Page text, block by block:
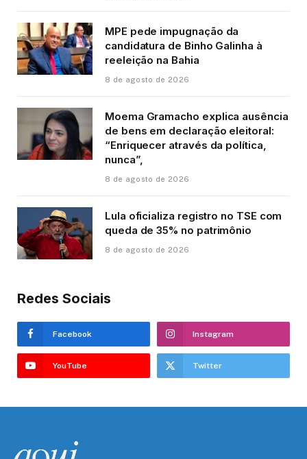
MPE pede impugnação da
candidatura de Binho Galinha à
reeleição na Bahia
8 de agosto de 2026
Moema Gramacho explica ausência
de bens em declaração eleitoral:
“Enriquecer através da política,
nunca”,
8 de agosto de 2026
Lula oficializa registro no TSE com
queda de 35% no patrimônio
8 de agosto de 2026
Redes Sociais
Facebook Instagram
YouTube Twitter